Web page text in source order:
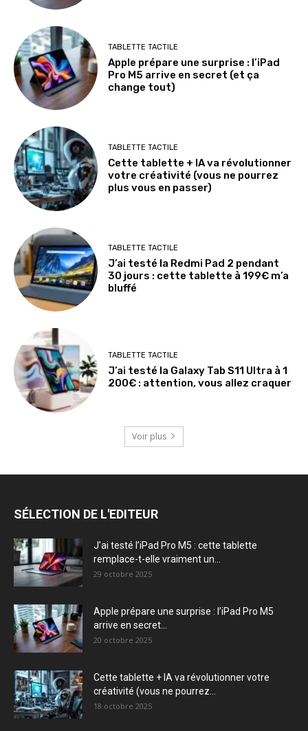
TABLETTE TACTILE
Apple prépare une surprise : l’iPad
Pro M5 arrive en secret (et ça
change tout)
TABLETTE TACTILE
Cette tablette + IA va révolutionner
votre créativité (vous ne pourrez
plus vous en passer)
TABLETTE TACTILE
J’ai testé la Redmi Pad 2 pendant
30 jours : cette tablette à 199€ m’a
bluffé
TABLETTE TACTILE
J’ai testé la Galaxy Tab S11 Ultra à 1
200€ : attention, vous allez craquer
Voir plus
SÉLECTION DE L'EDITEUR
J’ai testé l’iPad Pro M5 : cette tablette
remplace-t-elle vraiment un...
29 octobre 2025
Apple prépare une surprise : l’iPad Pro M5
arrive en secret...
20 octobre 2025
Cette tablette + IA va révolutionner votre
créativité (vous ne pourrez...
18 octobre 2025